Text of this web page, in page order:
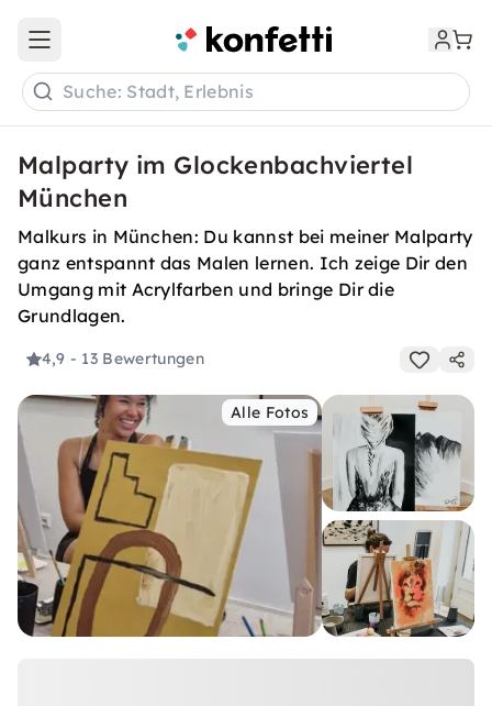
Open main menu
Suche: Stadt, Erlebnis
Malparty im Glockenbachviertel
München
Malkurs in München: Du kannst bei meiner Malparty
ganz entspannt das Malen lernen. Ich zeige Dir den
Umgang mit Acrylfarben und bringe Dir die
Grundlagen.
4,9 - 13 Bewertungen
Alle Fotos